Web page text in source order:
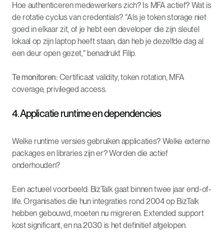
Hoe authenticeren medewerkers zich? Is MFA actief? Wat is
de rotatie cyclus van credentials? "Als je token storage niet
goed in elkaar zit, of je hebt een developer die zijn sleutel
lokaal op zijn laptop heeft staan, dan heb je dezelfde dag al
een deur open gezet," benadrukt Filip.
Te monitoren:Certificaat validity, token rotation, MFA
coverage, privileged access.
4. Applicatie runtime en dependencies
Welke runtime versies gebruiken applicaties? Welke externe
packages en libraries zijn er? Worden die actief
onderhouden?
Een actueel voorbeeld: BizTalk gaat binnen twee jaar end-of-
life. Organisaties die hun integraties rond 2004 op BizTalk
hebben gebouwd, moeten nu migreren. Extended support
kost significant, en na 2030 is het definitief afgelopen.